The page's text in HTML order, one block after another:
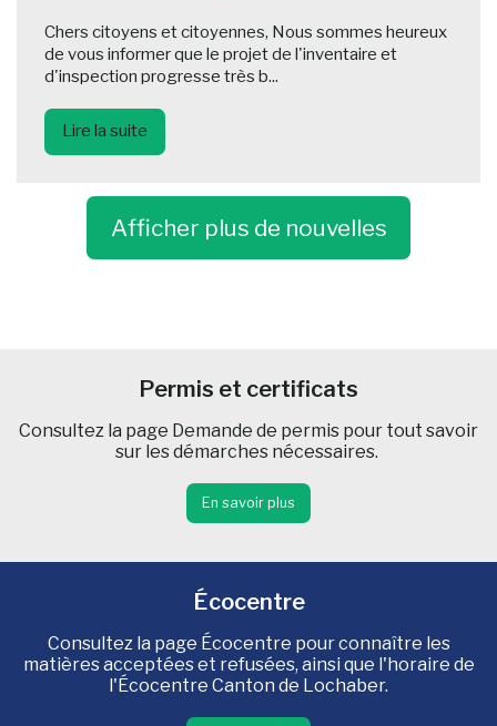
Chers citoyens et citoyennes, Nous sommes heureux
de vous informer que le projet de l'inventaire et
d'inspection progresse très b...
Lire la suite
Afficher plus de nouvelles
Permis et certificats
Consultez la page Demande de permis pour tout savoir
sur les démarches nécessaires.
En savoir plus
Écocentre
Consultez la page Écocentre pour connaître les
matières acceptées et refusées, ainsi que l'horaire de
l'Écocentre Canton de Lochaber.